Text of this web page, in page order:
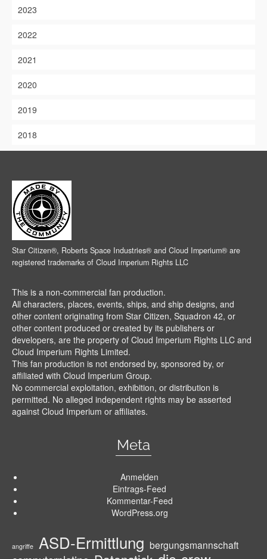
2023
2022
2021
2020
2019
2018
Star Citizen®, Roberts Space Industries® and Cloud Imperium® are
registered trademarks of Cloud Imperium Rights LLC
This is a non-commercial fan production.
All characters, places, events, ships, and ship designs, and
other content originating from Star Citizen, Squadron 42, or
other content produced or created by its publishers or
developers, are the property of Cloud Imperium Rights LLC and
Cloud Imperium Rights Limited.
This fan production is not endorsed by, sponsored by, or
affiliated with Cloud Imperium Group.
No commercial exploitation, exhibition, or distribution is
permitted. No alleged independent rights may be asserted
against Cloud Imperium or affiliates.
Meta
Anmelden
Eintrags-Feed
Kommentar-Feed
WordPress.org
angriffe ASD-Ermittlung bergungsmannschaft